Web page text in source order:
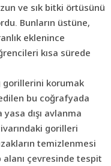
ve sık bitki örtüsünü
Bunların üstüne,
eklenince
kısa sürede
gorillerini korumak
bu coğrafyada
dışı avlanma
gorilleri
temizlenmesi
çevresinde tespit